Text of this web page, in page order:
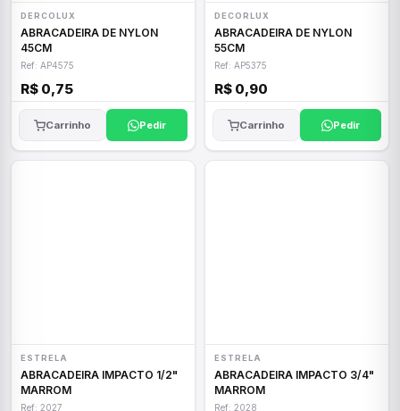
DERCOLUX
ABRACADEIRA DE NYLON
45CM
Ref: AP4575
R$ 0,75
Carrinho Pedir
DECORLUX
ABRACADEIRA DE NYLON
55CM
Ref: AP5375
R$ 0,90
Carrinho Pedir
ESTRELA
ABRACADEIRA IMPACTO 1/2"
MARROM
Ref: 2027
ESTRELA
ABRACADEIRA IMPACTO 3/4"
MARROM
Ref: 2028